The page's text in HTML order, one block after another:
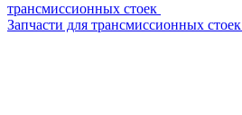
трансмиссионных стоек
Запчасти для трансмиссионных стоек